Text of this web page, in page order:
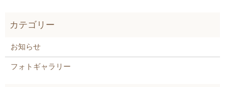
お知らせ
フォトギャラリー